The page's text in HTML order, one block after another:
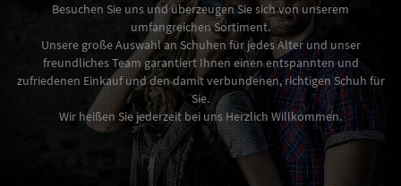
Besuchen Sie uns und überzeugen Sie sich von unserem
umfangreichen Sortiment.
Unsere große Auswahl an Schuhen für jedes Alter und unser
freundliches Team garantiert Ihnen einen entspannten und
zufriedenen Einkauf und den damit verbundenen, richtigen Schuh für
Sie.
Wir heißen Sie jederzeit bei uns Herzlich Willkommen.